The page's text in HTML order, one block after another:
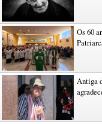
Os 60
Antiga